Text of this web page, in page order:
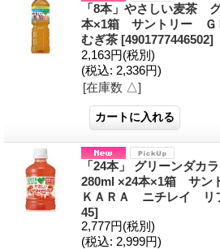
「8本」やさしい麦茶
本×1箱 サントリー Ｇ
むぎ茶 [4901777446502]
2,163円(税別)
(税込: 2,336円)
[在庫数 △]
「24本」 グリーンダ
280ml ×24本×1箱 サン
ＫＡＲＡ ニチレイ リ
45]
2,777円(税別)
(税込: 2,999円)